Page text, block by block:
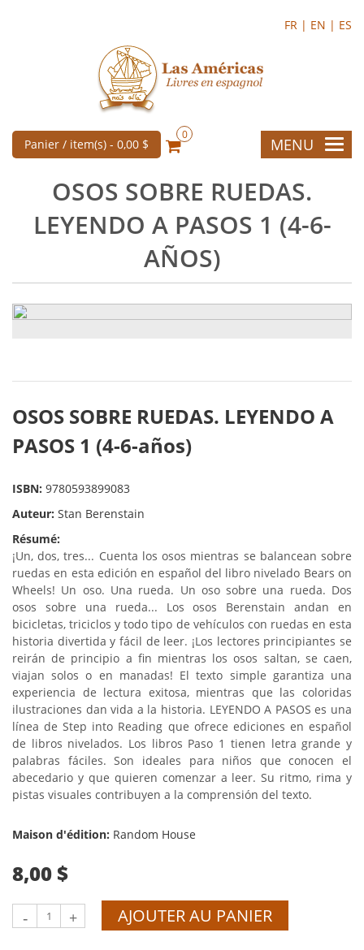
FR | EN | ES
Panier / item(s) - 0,00 $
0
MENU
OSOS SOBRE RUEDAS.
LEYENDO A PASOS 1 (4-6-
AÑOS)
OSOS SOBRE RUEDAS. LEYENDO A
PASOS 1 (4-6-años)
ISBN: 9780593899083
Auteur: Stan Berenstain
Résumé:
¡Un, dos, tres... Cuenta los osos mientras se balancean sobre
ruedas en esta edición en español del libro nivelado Bears on
Wheels! Un oso. Una rueda. Un oso sobre una rueda. Dos
osos sobre una rueda... Los osos Berenstain andan en
bicicletas, triciclos y todo tipo de vehículos con ruedas en esta
historia divertida y fácil de leer. ¡Los lectores principiantes se
reirán de principio a fin mientras los osos saltan, se caen,
viajan solos o en manadas! El texto simple garantiza una
experiencia de lectura exitosa, mientras que las coloridas
ilustraciones dan vida a la historia. LEYENDO A PASOS es una
línea de Step into Reading que ofrece ediciones en español
de libros nivelados. Los libros Paso 1 tienen letra grande y
palabras fáciles. Son ideales para niños que conocen el
abecedario y que quieren comenzar a leer. Su ritmo, rima y
pistas visuales contribuyen a la comprensión del texto.
Maison d'édition: Random House
8,00 $
- + AJOUTER AU PANIER